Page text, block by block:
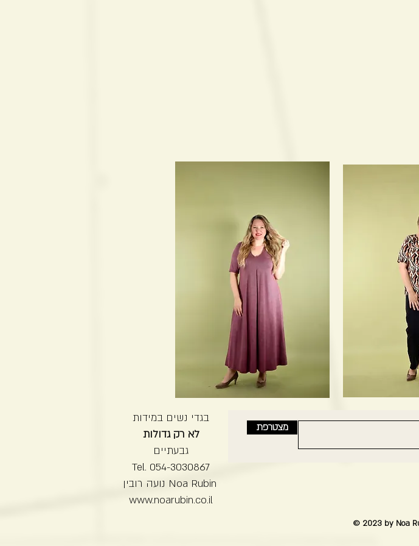
בגדי נשים במידות
לא רק גדולות
גבעתיים
Tel. 054-3030867
נועה רובין Noa Rubin
www.noarubin.co.il
מצטרפת
© 2023 by Noa